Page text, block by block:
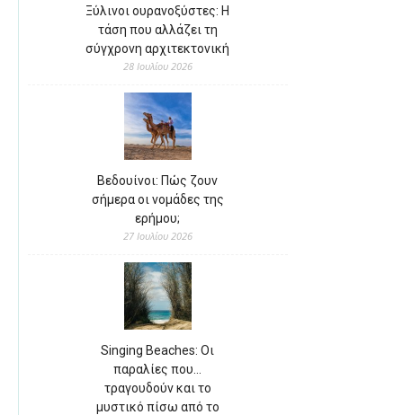
Ξύλινοι ουρανοξύστες: Η
τάση που αλλάζει τη
σύγχρονη αρχιτεκτονική
28 Ιουλίου 2026
Βεδουίνοι: Πώς ζουν
σήμερα οι νομάδες της
ερήμου;
27 Ιουλίου 2026
Singing Beaches: Οι
παραλίες που…
τραγουδούν και το
μυστικό πίσω από το